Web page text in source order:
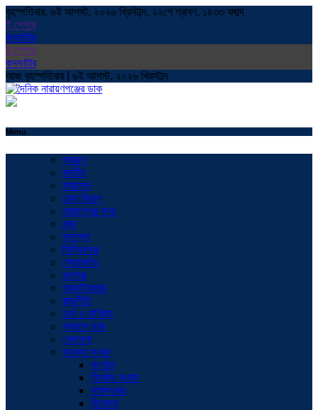
বৃহস্পতিবার, ৬ই আগস্ট, ২০২৬ খ্রিস্টাব্দ, ২২শে শ্রাবণ, ১৪৩৩ বঙ্গাব্দ
ই পেপার
কনভাটার
ই পেপার
কনভাটার
আজ বৃহস্পতিবার | ৬ই আগস্ট, ২০২৬ খ্রিস্টাব্দ
Menu
প্রচ্ছদ
জাতীয়
সারাদেশ
ঢাকা বিভাগ
নারায়ণগঞ্জ সদর
বন্দর
ফতুল্লা
সিদ্ধিরগঞ্জ
সোনারগাঁও
রূপগঞ্জ
আড়াইহাজার
রাজনীতি
অর্থ ও বাণিজ্য
প্রবাসে ডাক
খেলাধুলা
অনন্যা সংবাদ
সংগঠন
নিখোঁজ সংবাদ
সাক্ষাৎকার
বিনোদন